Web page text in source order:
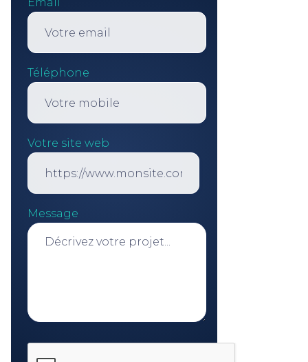
Téléphone
Votre site web
Message